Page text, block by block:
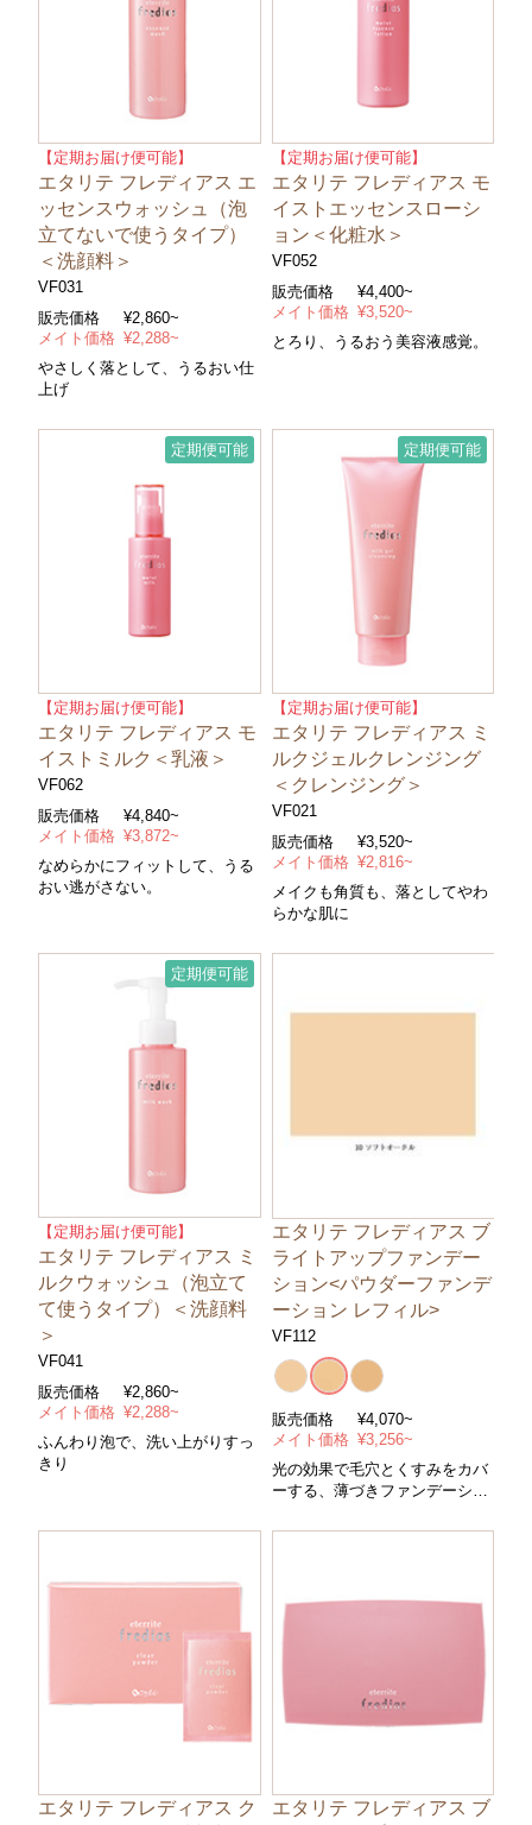
【定期お届け便可能】
エタリテ フレディアス エ
ッセンスウォッシュ（泡
立てないで使うタイプ）
＜洗顔料＞
VF031
販売価格
¥2,860~
メイト価格 ¥2,288~
やさしく落として、うるおい仕
上げ
【定期お届け便可能】
エタリテ フレディアス モ
イストエッセンスローシ
ョン＜化粧水＞
VF052
販売価格
¥4,400~
メイト価格 ¥3,520~
とろり、うるおう美容液感覚。
定期便可能
【定期お届け便可能】
エタリテ フレディアス モ
イストミルク＜乳液＞
VF062
販売価格
¥4,840~
メイト価格 ¥3,872~
なめらかにフィットして、うる
おい逃がさない。
定期便可能
【定期お届け便可能】
エタリテ フレディアス ミ
ルクジェルクレンジング
＜クレンジング＞
VF021
販売価格
¥3,520~
メイト価格 ¥2,816~
メイクも角質も、落としてやわ
らかな肌に
定期便可能
【定期お届け便可能】
エタリテ フレディアス ミ
ルクウォッシュ（泡立て
て使うタイプ）＜洗顔料
＞
VF041
販売価格
¥2,860~
メイト価格 ¥2,288~
ふんわり泡で、洗い上がりすっ
きり
エタリテ フレディアス ブ
ライトアップファンデー
ション<パウダーファンデ
ーション レフィル>
VF112
販売価格
¥4,070~
メイト価格 ¥3,256~
光の効果で毛穴とくすみをカバ
ーする、薄づきファンデーショ
エタリテ フレディアス ク
エタリテ フレディアス ブ